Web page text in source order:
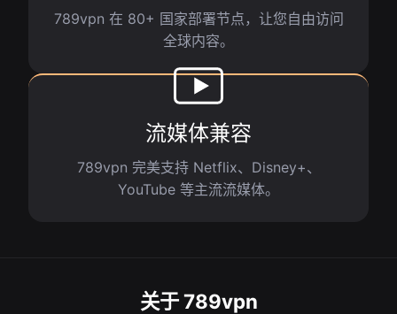
789vpn 在 80+ 国家部署节点，让您自由访问
全球内容。
流媒体兼容
789vpn 完美支持 Netflix、Disney+、
YouTube 等主流流媒体。
关于 789vpn